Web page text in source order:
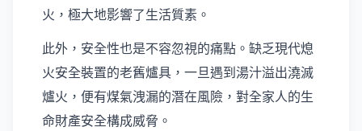
火，極大地影響了生活質素。
此外，安全性也是不容忽視的痛點。缺乏現代熄
火安全裝置的老舊爐具，一旦遇到湯汁溢出澆滅
爐火，便有煤氣洩漏的潛在風險，對全家人的生
命財產安全構成威脅。